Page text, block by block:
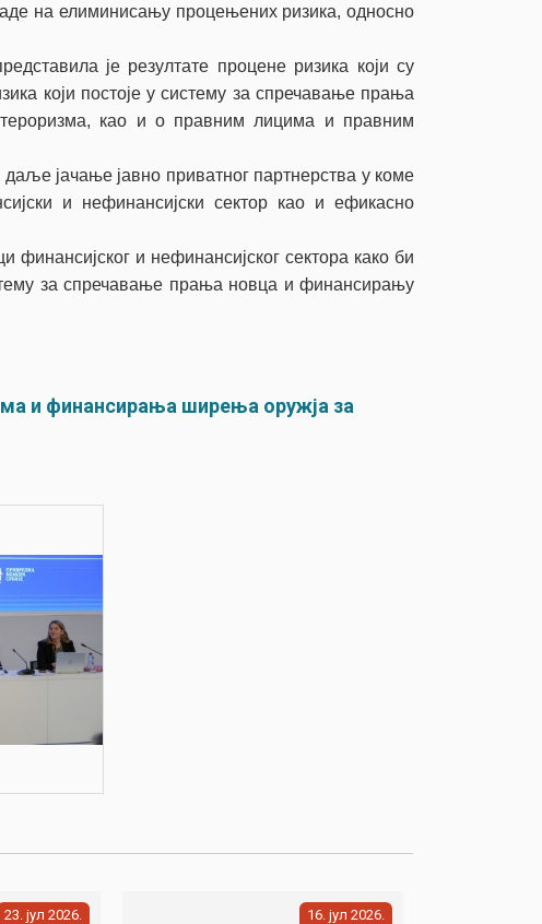
на елиминисању процењених ризика, односно
је резултате процене ризика који су
који постоје у систему за спречавање прања
као и о правним лицима и правним
јачање јавно приватног партнерства у коме
и нефинансијски сектор као и ефикасно
и нефинансијског сектора како би
за спречавање прања новца и финансирању
и финансирања ширења оружја за
23 јул 2026 16 јул 2026